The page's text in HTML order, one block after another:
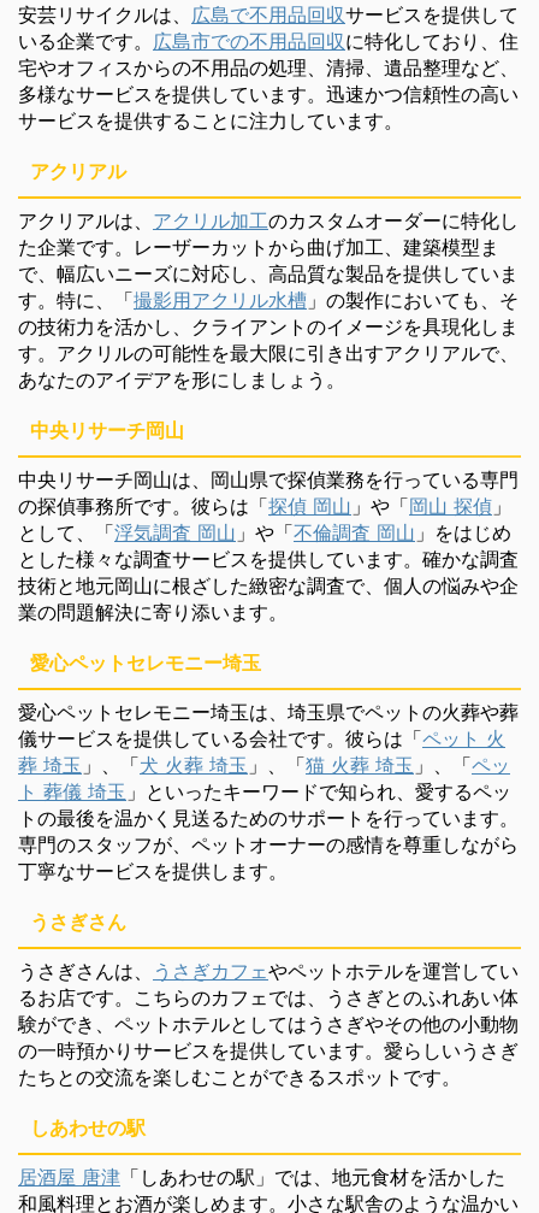
安芸リサイクルは、 広島で不用品回収サービスを提供して
いる企業です。 広島市での不用品回収に特化しており、住
宅やオフィスからの不用品の処理、清掃、遺品整理など、
多様なサービスを提供しています。迅速かつ信頼性の高い
サービスを提供することに注力しています。
アクリアル
アクリアルは、 アクリル加工のカスタムオーダーに特化し
た企業です。レーザーカットから曲げ加工、建築模型ま
で、幅広いニーズに対応し、高品質な製品を提供していま
す。特に、「撮影用アクリル水槽 」の製作においても、そ
の技術力を活かし、クライアントのイメージを具現化しま
す。アクリルの可能性を最大限に引き出すアクリアルで、
あなたのアイデアを形にしましょう。
中央リサーチ岡山
中央リサーチ岡山は、岡山県で探偵業務を行っている専門
の探偵事務所です。彼らは「探偵 岡山 」や「岡山 探偵 」
として、「浮気調査 岡山 」や「不倫調査 岡山 」をはじめ
とした様々な調査サービスを提供しています。確かな調査
技術と地元岡山に根ざした緻密な調査で、個人の悩みや企
業の問題解決に寄り添います。
愛心ペットセレモニー埼玉
愛心ペットセレモニー埼玉は、埼玉県でペットの火葬や葬
儀サービスを提供している会社です。彼らは「ペット 火
葬 埼玉 」、「犬 火葬 埼玉 」、「猫 火葬 埼玉 」、「ペッ
ト 葬儀 埼玉 」といったキーワードで知られ、愛するペッ
トの最後を温かく見送るためのサポートを行っています。
専門のスタッフが、ペットオーナーの感情を尊重しながら
丁寧なサービスを提供します。
うさぎさん
うさぎさんは、 うさぎカフェやペットホテルを運営してい
るお店です。こちらのカフェでは、うさぎとのふれあい体
験ができ、ペットホテルとしてはうさぎやその他の小動物
の一時預かりサービスを提供しています。愛らしいうさぎ
たちとの交流を楽しむことができるスポットです。
しあわせの駅
居酒屋 唐津 「しあわせの駅」では、地元食材を活かした
和風料理とお酒が楽しめます。小さな駅舎のような温かい